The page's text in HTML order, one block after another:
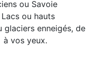
ou Savoie
ou hauts
glaciers enneigés, de
à vos yeux.